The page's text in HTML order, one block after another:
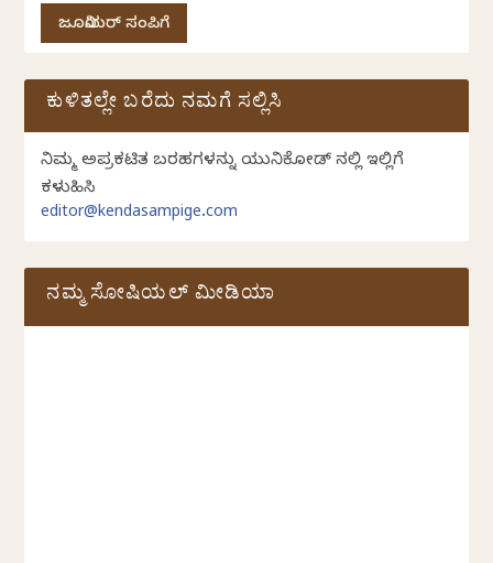
ಜೂನಿಯರ್ ಸಂಪಿಗೆ
ಕುಳಿತಲ್ಲೇ ಬರೆದು ನಮಗೆ ಸಲ್ಲಿಸಿ
ನಿಮ್ಮ ಅಪ್ರಕಟಿತ ಬರಹಗಳನ್ನು ಯುನಿಕೋಡ್ ನಲ್ಲಿ ಇಲ್ಲಿಗೆ
ಕಳುಹಿಸಿ
editor@kendasampige.com
ನಮ್ಮ ಸೋಷಿಯಲ್‌ ಮೀಡಿಯಾ